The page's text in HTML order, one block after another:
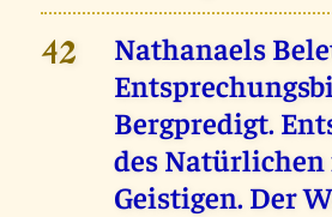
42
Nathanaels
Bergpredigt.
des
Geistigen. Der